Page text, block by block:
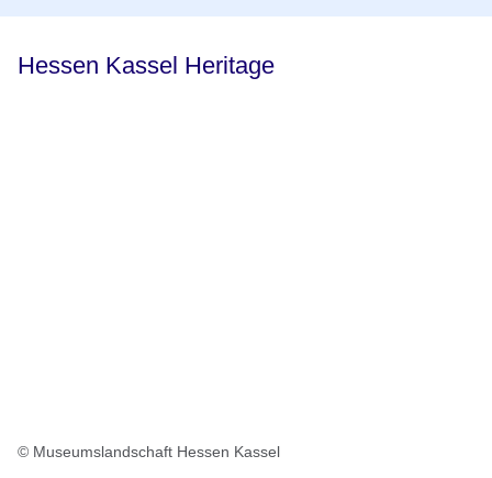
Hessen Kassel Heritage
© Museumslandschaft Hessen Kassel